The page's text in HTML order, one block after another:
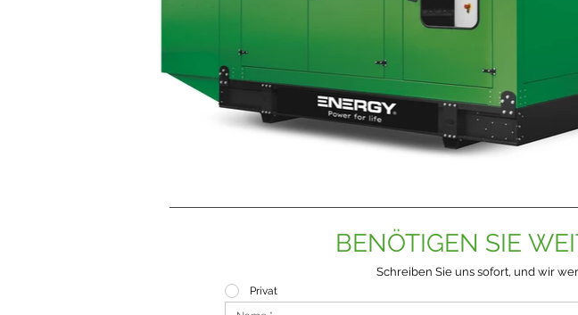
BENÖTIGEN SIE
Schreiben Sie uns sofort, und wir
Privat